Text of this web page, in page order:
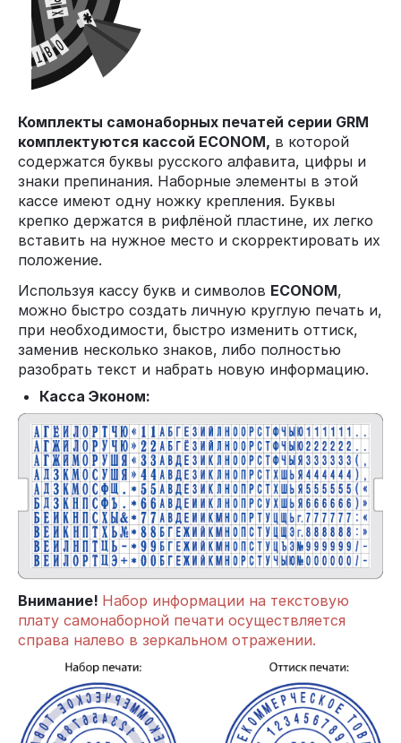
Комплекты самонаборных печатей серии GRM
комплектуются кассой ECONOM, в которой
содержатся буквы русского алфавита, цифры и
знаки препинания. Наборные элементы в этой
кассе имеют одну ножку крепления. Буквы
крепко держатся в рифлёной пластине, их легко
вставить на нужное место и скорректировать их
положение.
Используя кассу букв и символов ECONOM,
можно быстро создать личную круглую печать и,
при необходимости, быстро изменить оттиск,
заменив несколько знаков, либо полностью
разобрать текст и набрать новую информацию.
Касса Эконом:
Внимание! Набор информации на текстовую
плату самонаборной печати осуществляется
справа налево в зеркальном отражении.